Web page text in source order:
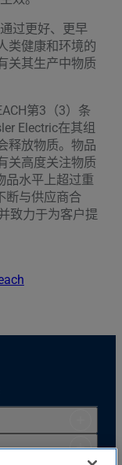
过更好、更早
类健康和环境的
关其生产中物质
第3（3）条
Electric在其组
释放物质。物品
关高度关注物质
品水平上超过重
断与供应商合
致力于为客户提